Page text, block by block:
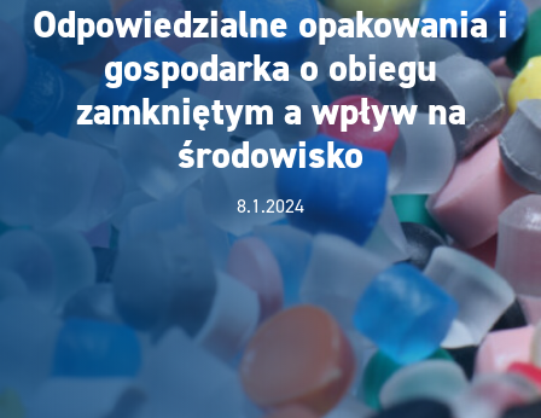
Odpowiedzialne opakowania i
gospodarka o obiegu
zamkniętym a wpływ na
środowisko
8.1.2024